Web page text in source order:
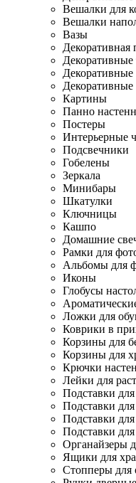
Вешалки для
Вешалки
Вазы
Декоративная
Декоративные
Декоративные
Картины
Панно
Постеры
Интерьерные
Подсвечники
Гобелены
Зеркала
Минибары
Шкатулки
Ключницы
Кашпо
Домашние
Рамки для
Альбомы для
Иконы
Глобусы
Ложки для
Коврики в
Корзины для
Корзины для
Крючки
Лейки для
Подставки для
Подставки
Подставки для
Подставки
Органайзеры
Ящики для
Стопперы для